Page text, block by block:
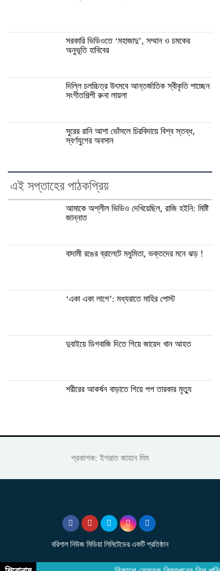
সরকারি ভিডিওতে ‘মহাজাদু’, সম্মান ও চমকের
অনুভূতি হাবিবের
দিল্লি চলচ্চিত্র উৎসবে আন্তর্জাতিক স্বীকৃতি পাচ্ছেন
সংগীতশিল্পী রুনা লায়লা
সুরের রানি আশা ভোঁসলে চিরবিদায়ে বিশ্ব স্তব্ধ,
স্বর্ণযুগের অবসান
এই সপ্তাহের পাঠকপ্রিয়
আমাকে অশ্লীল ভিডিও দেখিয়েছিল, রাজি হইনি: মিষ্টি
জান্নাত
বাদামী রঙের ব্রালেটে মধুমিতা, ভক্তদের মনে ঝড় !
‘একা একা লাগে’: মধ্যরাতে মাহির পোস্ট
দুবাইয়ে ডিগবাজি দিতে গিয়ে জায়েদ খান আহত
শরীরের আকর্ষন বাড়াতে গিয়ে পপ তারকার মৃত্যু
প্রকাশক: ইশরাত জাহান মিম
বরিশাল নিউজ মিডিয়া লিমিটেডের একটি প্রতিষ্ঠান